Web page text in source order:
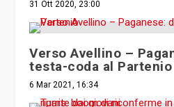
Verso Avellino –
testa-coda al Partenio